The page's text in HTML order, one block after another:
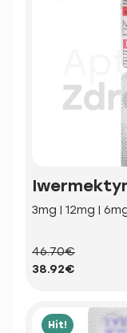
3mg | 12mg |
46.70€
38.92€
Hit!